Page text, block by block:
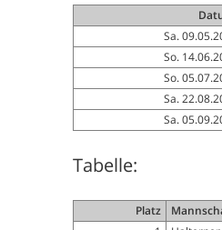
Sa.
So.
So.
Sa.
Sa.
Tabelle:
Platz